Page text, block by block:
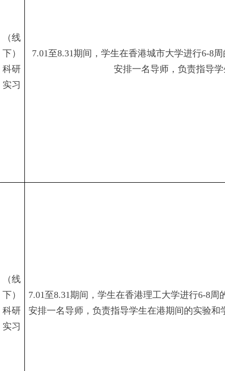
（线
下）
科研
实习
7.01至8.31期间，学生在香港城市大学进行6-8
安排一名导师，负责指导
（线
下）
科研
实习
7.01至8.31期间，学生在香港理工大学进行6-8周
安排一名导师，负责指导学生在港期间的实验和